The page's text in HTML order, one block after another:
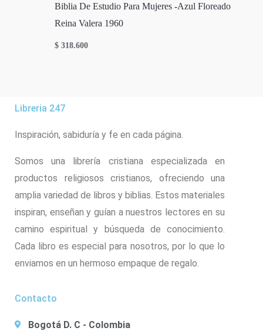
Biblia De Estudio Para Mujeres -Azul Floreado
Reina Valera 1960
$ 318.600
Libreria 247
Inspiración, sabiduría y fe en cada página.
Somos una librería cristiana especializada en
productos religiosos cristianos, ofreciendo una
amplia variedad de libros y biblias. Estos materiales
inspiran, enseñan y guían a nuestros lectores en su
camino espiritual y búsqueda de conocimiento.
Cada libro es especial para nosotros, por lo que lo
enviamos en un hermoso empaque de regalo.
Contacto
Bogotá D. C - Colombia